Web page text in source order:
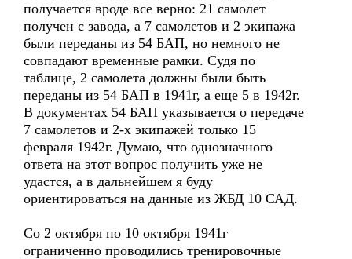
получается вроде все верно: 21 самолет
получен с завода, а 7 самолетов и 2 экипажа
были переданы из 54 БАП, но немного не
совпадают временные рамки. Судя по
таблице, 2 самолета должны были быть
переданы из 54 БАП в 1941г, а еще 5 в 1942г.
В документах 54 БАП указывается о передаче
7 самолетов и 2-х экипажей только 15
февраля 1942г. Думаю, что однозначного
ответа на этот вопрос получить уже не
удастся, а в дальнейшем я буду
ориентироваться на данные из ЖБД 10 САД.
Со 2 октября по 10 октября 1941г
ограниченно проводились тренировочные